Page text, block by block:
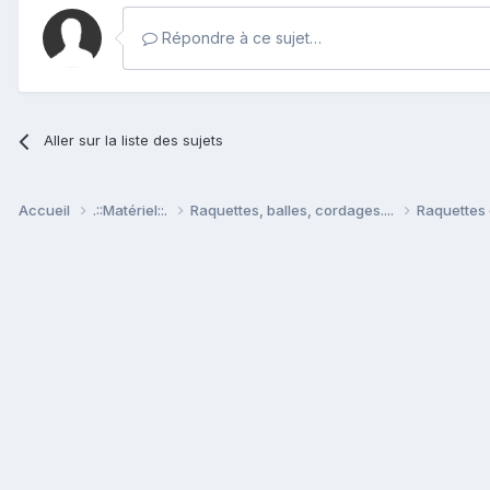
Répondre à ce sujet…
Aller sur la liste des sujets
Accueil .::Matériel::. Raquettes, balles, cordages....